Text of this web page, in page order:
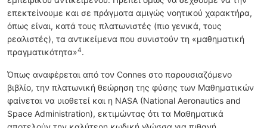
επεκτείνουμε και σε πράγματα αμιγώς νοητικού χαρακτήρα,
όπως είναι, κατά τους πλατωνιστές (πιο γενικά, τους
ρεαλιστές), τα αντικείμενα που συνιστούν τη «μαθηματική
πραγματικότητα»4.
Όπως αναφέρεται από τον Connes στο παρουσιαζόμενο
βιβλίο, την πλατωνική θεώρηση της φύσης των Μαθηματικών
φαίνεται να υιοθετεί και η NASA (National Aeronautics and
Space Administration), εκτιμώντας ότι τα Μαθηματικά